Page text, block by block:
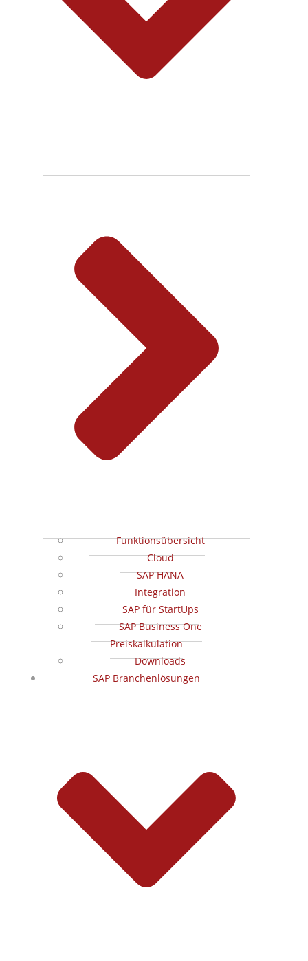
Funktionsübersicht
Cloud
SAP HANA
Integration
SAP für StartUps
SAP Business One
Preiskalkulation
Downloads
SAP Branchenlösungen